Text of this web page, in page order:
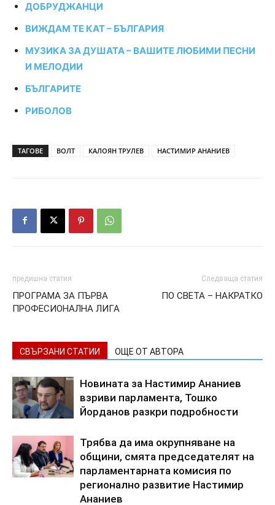
ДОБРУДЖАНЦИ
ВИЖДАМ ТЕ КАТ – БЪЛГАРИЯ
МУЗИКА ЗА ДУШАТА – ВАШИТЕ ЛЮБИМИ ПЕСНИ
И МЕЛОДИИ
БЪЛГАРИТЕ
РИБОЛОВ
ТАГОВЕ ВОЛТ КАЛОЯН ТРУЛЕВ НАСТИМИР АНАНИЕВ
предишна статия
ПРОГРАМА ЗА ПЪРВА
ПРОФЕСИОНАЛНА ЛИГА
Следваща статия
ПО СВЕТА – НАКРАТКО
СВЪРЗАНИ СТАТИИ ОЩЕ ОТ АВТОРА
Новината за Настимир Ананиев
взриви парламента, Тошко
Йорданов разкри подробности
Трябва да има окрупняване на
общини, смята председателят на
парламентарната комисия по
регионално развитие Настимир
Ананиев